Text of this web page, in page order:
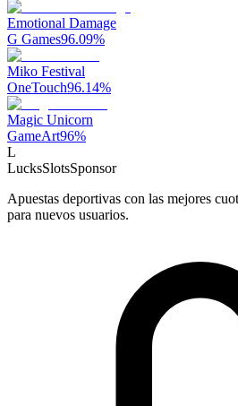
Emotional Damage
G Games96.09%
Miko Festival
OneTouch96.14%
Magic Unicorn
GameArt96%
L
LucksSlotsSponsor
Apuestas deportivas con las mejores
para nuevos usuarios.